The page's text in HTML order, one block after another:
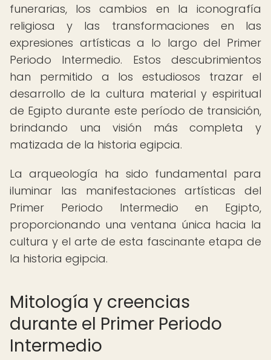
funerarias, los cambios en la iconografía
religiosa y las transformaciones en las
expresiones artísticas a lo largo del Primer
Periodo Intermedio. Estos descubrimientos
han permitido a los estudiosos trazar el
desarrollo de la cultura material y espiritual
de Egipto durante este período de transición,
brindando una visión más completa y
matizada de la historia egipcia.
La arqueología ha sido fundamental para
iluminar las manifestaciones artísticas del
Primer Periodo Intermedio en Egipto,
proporcionando una ventana única hacia la
cultura y el arte de esta fascinante etapa de
la historia egipcia.
Mitología y creencias
durante el Primer Periodo
Intermedio